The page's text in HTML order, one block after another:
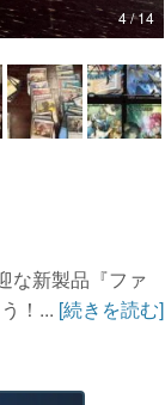
4 / 14
な新製品『ファ
！... [続きを読む]